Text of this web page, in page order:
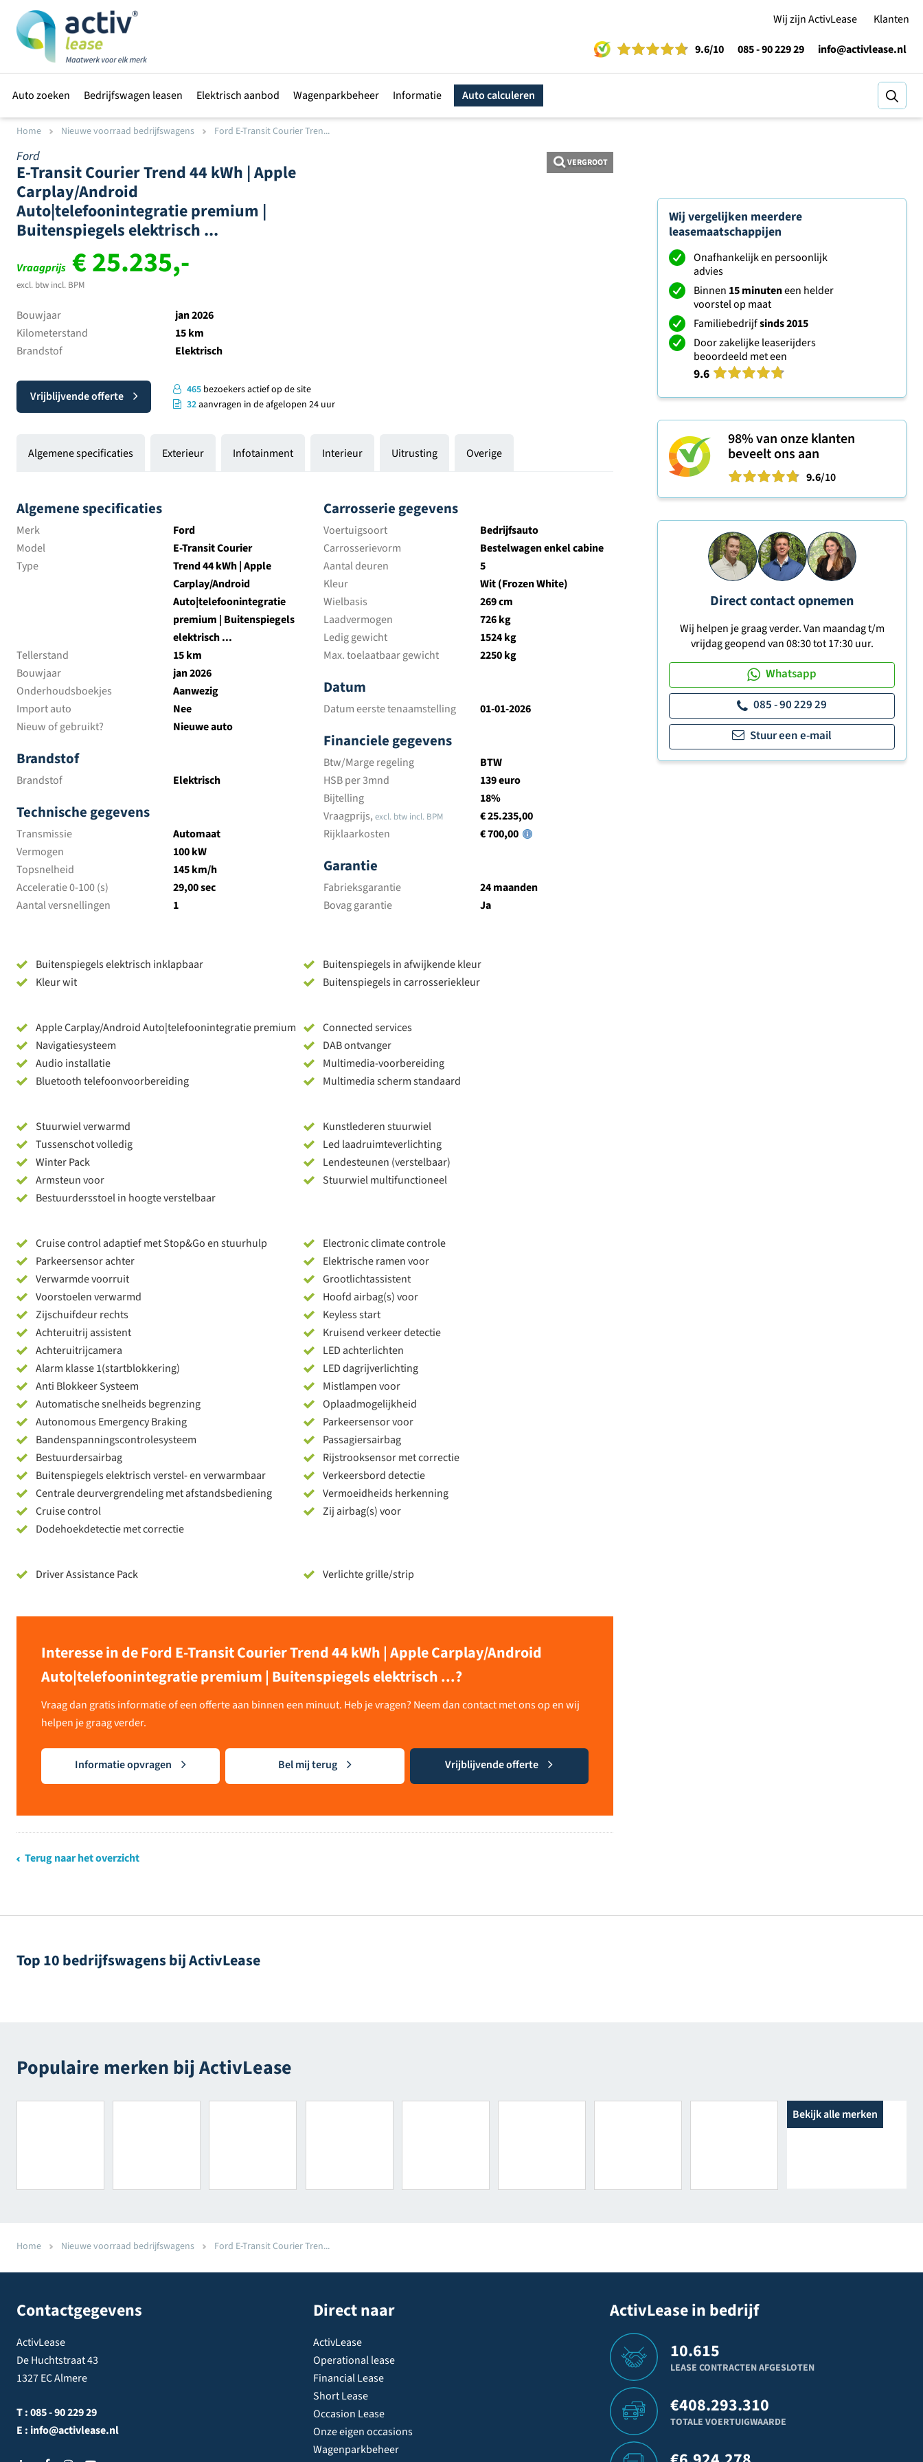
Wij zijn ActivLease
Klanten
9.6/10 085 - 90 229 29 info@activlease.nl
Auto zoeken Bedrijfswagen leasen Elektrisch aanbod Wagenparkbeheer Informatie Auto calculeren
Home Nieuwe voorraad bedrijfswagens Ford E-Transit Courier Tren...
Ford
E-Transit Courier Trend 44 kWh | Apple
Carplay/Android
Auto|telefoonintegratie premium |
Buitenspiegels elektrisch ...
Vraagprijs € 25.235,-
excl. btw incl. BPM
Bouwjaar
jan 2026
Kilometerstand
15 km
Brandstof
Elektrisch
VERGROOT
Vrijblijvende offerte 465 bezoekers actief op de site
32aanvragen in de afgelopen 24 uur
Algemene specificaties Exterieur Infotainment Interieur Uitrusting Overige
Algemene specificaties
Merk
Ford
Model
E-Transit Courier
Type
Trend 44 kWh | Apple
Carplay/Android
Auto|telefoonintegratie
premium | Buitenspiegels
elektrisch ...
Tellerstand
15 km
Bouwjaar
jan 2026
Onderhoudsboekjes
Aanwezig
Import auto
Nee
Nieuw of gebruikt?
Nieuwe auto
Brandstof
Brandstof Elektrisch
Technische gegevens
Transmissie
Automaat
Vermogen
100 kW
Topsnelheid
145 km/h
Acceleratie 0-100 (s)
29,00 sec
Aantal versnellingen
1
Carrosserie gegevens
Voertuigsoort
Bedrijfsauto
Carrosserievorm
Bestelwagen enkel cabine
Aantal deuren
5
Kleur
Wit (Frozen White)
Wielbasis
269 cm
Laadvermogen
726 kg
Ledig gewicht
1524 kg
Max. toelaatbaar gewicht
2250 kg
Datum
Datum eerste tenaamstelling 01-01-2026
Financiele gegevens
Btw/Marge regeling
BTW
HSB per 3mnd
139 euro
Bijtelling
18%
Vraagprijs, excl. btw incl. BPM
€ 25.235,00
Rijklaarkosten
€ 700,00
Garantie
Fabrieksgarantie
24 maanden
Bovag garantie
Ja
Buitenspiegels elektrisch inklapbaar
Kleur wit
Buitenspiegels in afwijkende kleur
Buitenspiegels in carrosseriekleur
Apple Carplay/Android Auto|telefoonintegratie premium
Navigatiesysteem
Audio installatie
Bluetooth telefoonvoorbereiding
Connected services
DAB ontvanger
Multimedia-voorbereiding
Multimedia scherm standaard
Stuurwiel verwarmd
Tussenschot volledig
Winter Pack
Armsteun voor
Bestuurdersstoel in hoogte verstelbaar
Kunstlederen stuurwiel
Led laadruimteverlichting
Lendesteunen (verstelbaar)
Stuurwiel multifunctioneel
Cruise control adaptief met Stop&Go en stuurhulp
Parkeersensor achter
Verwarmde voorruit
Voorstoelen verwarmd
Zijschuifdeur rechts
Achteruitrij assistent
Achteruitrijcamera
Alarm klasse 1(startblokkering)
Anti Blokkeer Systeem
Automatische snelheids begrenzing
Autonomous Emergency Braking
Bandenspanningscontrolesysteem
Bestuurdersairbag
Buitenspiegels elektrisch verstel- en verwarmbaar
Centrale deurvergrendeling met afstandsbediening
Cruise control
Dodehoekdetectie met correctie
Electronic climate controle
Elektrische ramen voor
Grootlichtassistent
Hoofd airbag(s) voor
Keyless start
Kruisend verkeer detectie
LED achterlichten
LED dagrijverlichting
Mistlampen voor
Oplaadmogelijkheid
Parkeersensor voor
Passagiersairbag
Rijstrooksensor met correctie
Verkeersbord detectie
Vermoeidheids herkenning
Zij airbag(s) voor
Driver Assistance Pack Verlichte grille/strip
Interesse in de Ford E-Transit Courier Trend 44 kWh | Apple Carplay/Android
Auto|telefoonintegratie premium | Buitenspiegels elektrisch ...?
Vraag dan gratis informatie of een offerte aan binnen een minuut. Heb je vragen? Neem dan contact met ons op en wij
helpen je graag verder.
Informatie opvragen Bel mij terug Vrijblijvende offerte
Terug naar het overzicht
Wij vergelijken meerdere
leasemaatschappijen
Onafhankelijk en persoonlijk
advies
Binnen 15 minuteneen helder
voorstel op maat
Familiebedrijfsinds 2015
Door zakelijke leaserijders
beoordeeld met een
9.6
98%van onze klanten
beveelt ons aan
9.6/10
Direct contact opnemen
Wij helpen je graag verder. Van maandag t/m
vrijdag geopend van 08:30 tot 17:30 uur.
Whatsapp
085 - 90 229 29
Stuur een e-mail
Top 10 bedrijfswagens bij ActivLease
Populaire merken bij ActivLease
Bekijk alle merken
Home Nieuwe voorraad bedrijfswagens Ford E-Transit Courier Tren...
Contactgegevens
ActivLease
De Huchtstraat 43
1327 EC Almere
T :085 - 90 229 29
E : info@activlease.nl
Direct naar
ActivLease
Operational lease
Financial Lease
Short Lease
Occasion Lease
Onze eigen occasions
Wagenparkbeheer
ActivLease in bedrijf
10.615
LEASE CONTRACTEN AFGESLOTEN
€408.293.310
TOTALE VOERTUIGWAARDE